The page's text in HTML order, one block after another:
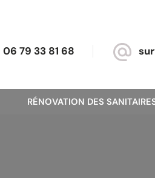
06 79 33 81 68
RÉNOVATION DES